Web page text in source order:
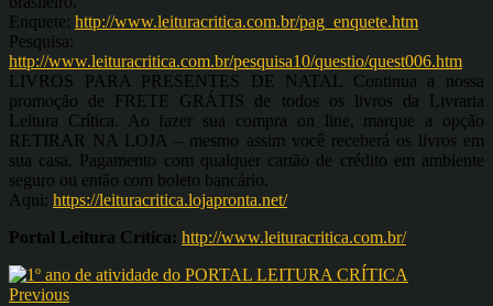
Enquete: http://www.leituracritica.com.br/pag_enquete.htm
Pesquisa:
http://www.leituracritica.com.br/pesquisa10/questio/quest006.htm
LIVROS PARA PRESENTES DE NATAL Continua a nossa
promoção de FRETE GRÁTIS de todos os livros da Livraria
Leitura Crítica. Ao fazer sua compra on line, marque a opção
RETIRAR NA LOJA – mesmo assim você receberá os livros em
sua casa. Pagamento com qualquer cartão de crédito em ambiente
seguro ou então com boleto bancário.
Aqui: https://leituracritica.lojapronta.net/
Portal Leitura Crítica: http://www.leituracritica.com.br/
Previous